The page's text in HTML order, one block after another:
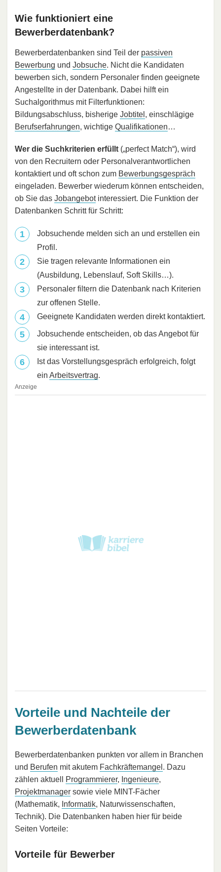
Wie funktioniert eine
Bewerberdatenbank?
Bewerberdatenbanken sind Teil der passiven
Bewerbung und Jobsuche. Nicht die Kandidaten
bewerben sich, sondern Personaler finden geeignete
Angestellte in der Datenbank. Dabei hilft ein
Suchalgorithmus mit Filterfunktionen:
Bildungsabschluss, bisherige Jobtitel , einschlägige
Berufserfahrungen, wichtige Qualifikationen…
Wer die Suchkriterien erfüllt („perfect Match“), wird
von den Recruitern oder Personalverantwortlichen
kontaktiert und oft schon zum Bewerbungsgespräch
eingeladen. Bewerber wiederum können entscheiden,
ob Sie das Jobangebotinteressiert. Die Funktion der
Datenbanken Schritt für Schritt:
Jobsuchende melden sich an und erstellen ein
Profil.
Sie tragen relevante Informationen ein
(Ausbildung, Lebenslauf, Soft Skills…).
Personaler filtern die Datenbank nach Kriterien
zur offenen Stelle.
Geeignete Kandidaten werden direkt kontaktiert.
Jobsuchende entscheiden, ob das Angebot für
sie interessant ist.
Ist das Vorstellungsgespräch erfolgreich, folgt
ein Arbeitsvertrag.
Anzeige
Vorteile und Nachteile der
Bewerberdatenbank
Bewerberdatenbanken punkten vor allem in Branchen
und Berufen mit akutem Fachkräftemangel . Dazu
zählen aktuell
Programmierer, Ingenieure,
Projektmanager sowie viele MINT-Fächer
(Mathematik, Informatik, Naturwissenschaften,
Technik). Die Datenbanken haben hier für beide
Seiten Vorteile:
Vorteile für Bewerber